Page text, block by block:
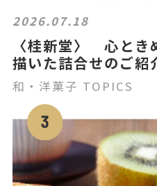
2026.07.18
〈桂新堂〉 心とき
描いた詰合せのご紹
和・洋菓子 TOPICS